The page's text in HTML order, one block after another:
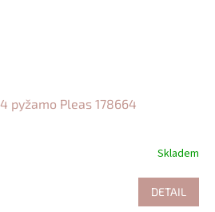
pyžamo Pleas 178664
Skladem
DETAIL